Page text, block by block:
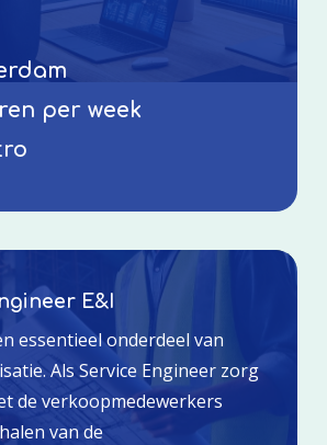
per week
E&I
essentieel onderdeel van
Als Service Engineer zorg
de verkoopmedewerkers
van de